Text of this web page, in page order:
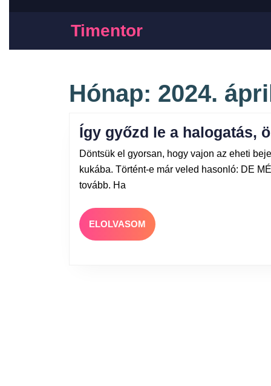
Timentor
Hónap: 2024.
Így győzd le a halogatás,
Döntsük el gyorsan, hogy vajon az eheti
kukába. Történt-e már veled hasonló: DE
tovább. Ha
ELOLVASOM